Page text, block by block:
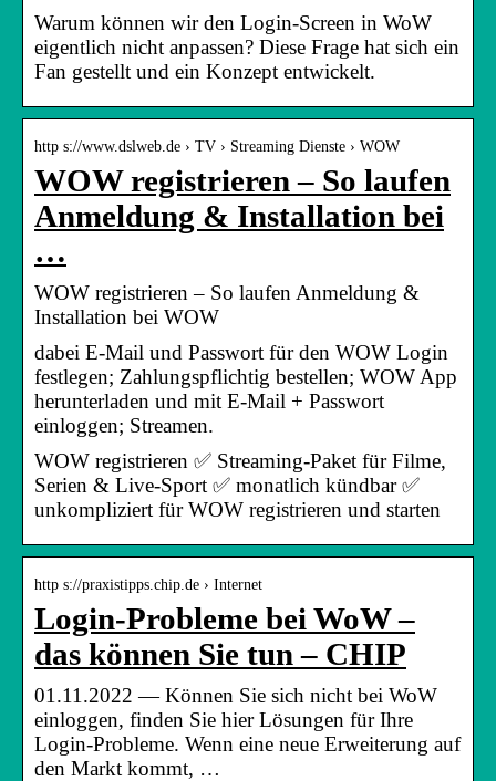
Warum können wir den Login-Screen in WoW
eigentlich nicht anpassen? Diese Frage hat sich ein
Fan gestellt und ein Konzept entwickelt.
http s://www.dslweb.de › TV › Streaming Dienste › WOW
WOW registrieren – So laufen
Anmeldung & Installation bei
…
WOW registrieren – So laufen Anmeldung &
Installation bei WOW
dabei E-Mail und Passwort für den WOW Login
festlegen; Zahlungspflichtig bestellen; WOW App
herunterladen und mit E-Mail + Passwort
einloggen; Streamen.
WOW registrieren ✅ Streaming-Paket für Filme,
Serien & Live-Sport ✅ monatlich kündbar ✅
unkompliziert für WOW registrieren und starten
http s://praxistipps.chip.de › Internet
Login-Probleme bei WoW –
das können Sie tun – CHIP
01.11.2022 — Können Sie sich nicht bei WoW
einloggen, finden Sie hier Lösungen für Ihre
Login-Probleme. Wenn eine neue Erweiterung auf
den Markt kommt, …